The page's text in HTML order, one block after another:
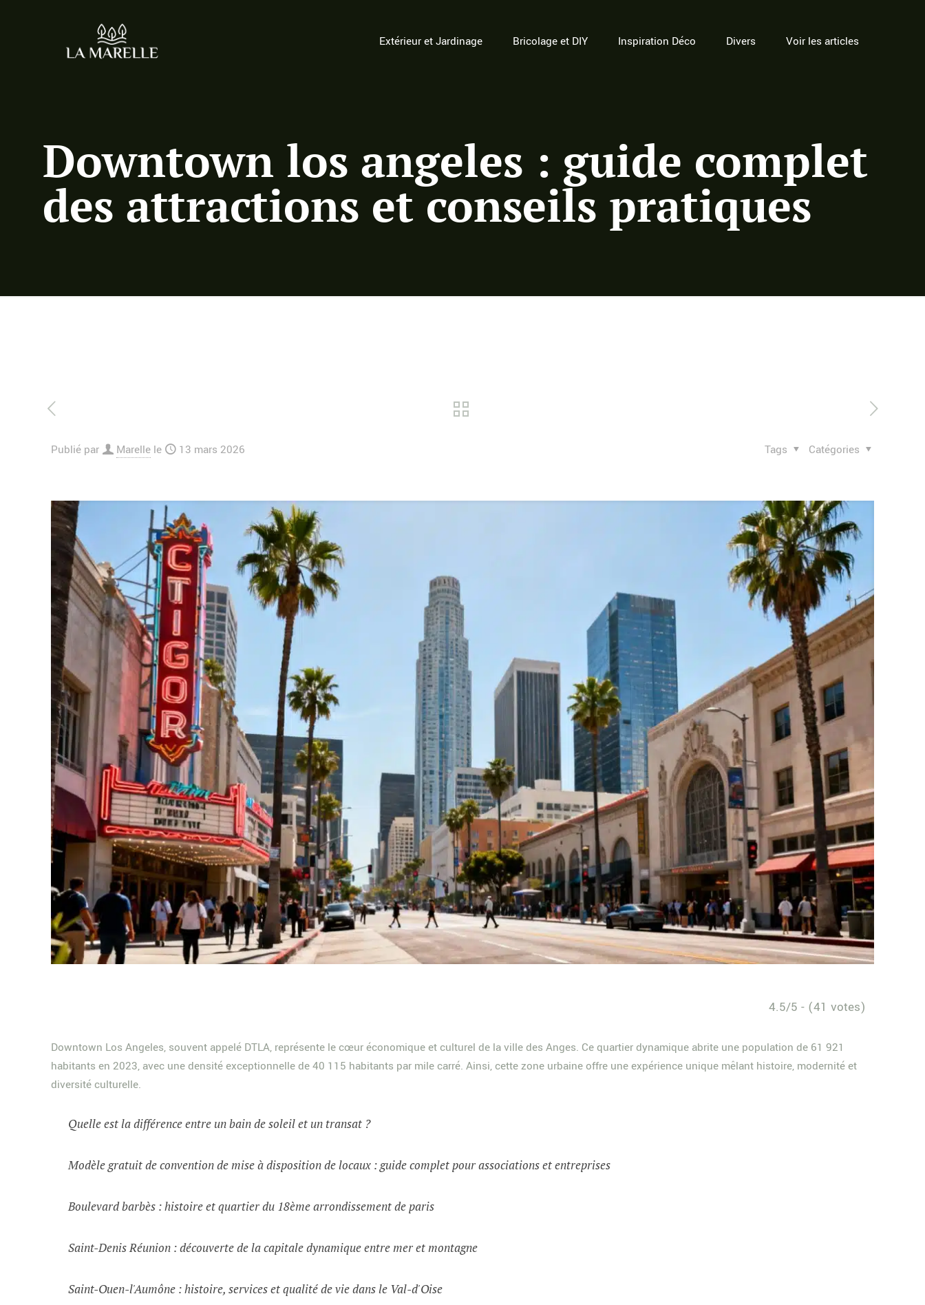
Extérieur et Jardinage Bricolage et DIY Inspiration Déco Divers Voir les articles
Downtown los angeles : guide complet
des attractions et conseils pratiques
Publié par Marelle le 13 mars 2026 Catégories
Tags
4.5/5 - (41 votes)
Downtown Los Angeles, souvent appelé DTLA, représente le cœur économique et culturel de la ville des Anges. Ce quartier dynamique abrite une population de 61 921
habitants en 2023, avec une densité exceptionnelle de 40 115 habitants par mile carré. Ainsi, cette zone urbaine offre une expérience unique mêlant histoire, modernité et
diversité culturelle.
Quelle est la différence entre un bain de soleil et un transat ?
Modèle gratuit de convention de mise à disposition de locaux : guide complet pour associations et entreprises
Boulevard barbès : histoire et quartier du 18ème arrondissement de paris
Saint-Denis Réunion : découverte de la capitale dynamique entre mer et montagne
Saint-Ouen-l'Aumône : histoire, services et qualité de vie dans le Val-d'Oise